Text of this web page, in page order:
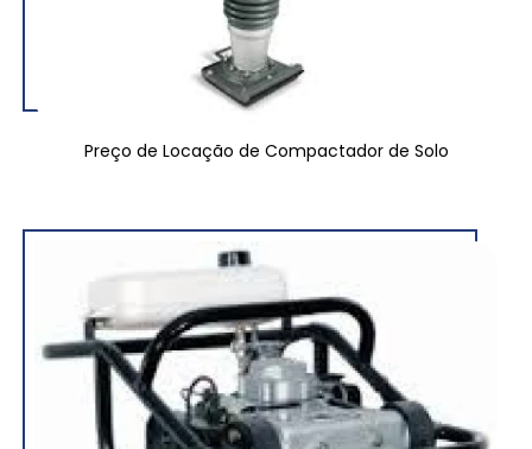
Preço de Locação de Compactador de Solo